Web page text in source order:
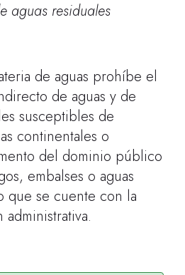
aguas residuales
de aguas prohíbe el
de aguas y de
susceptibles de
continentales o
del dominio público
embalses o aguas
que se cuente con la